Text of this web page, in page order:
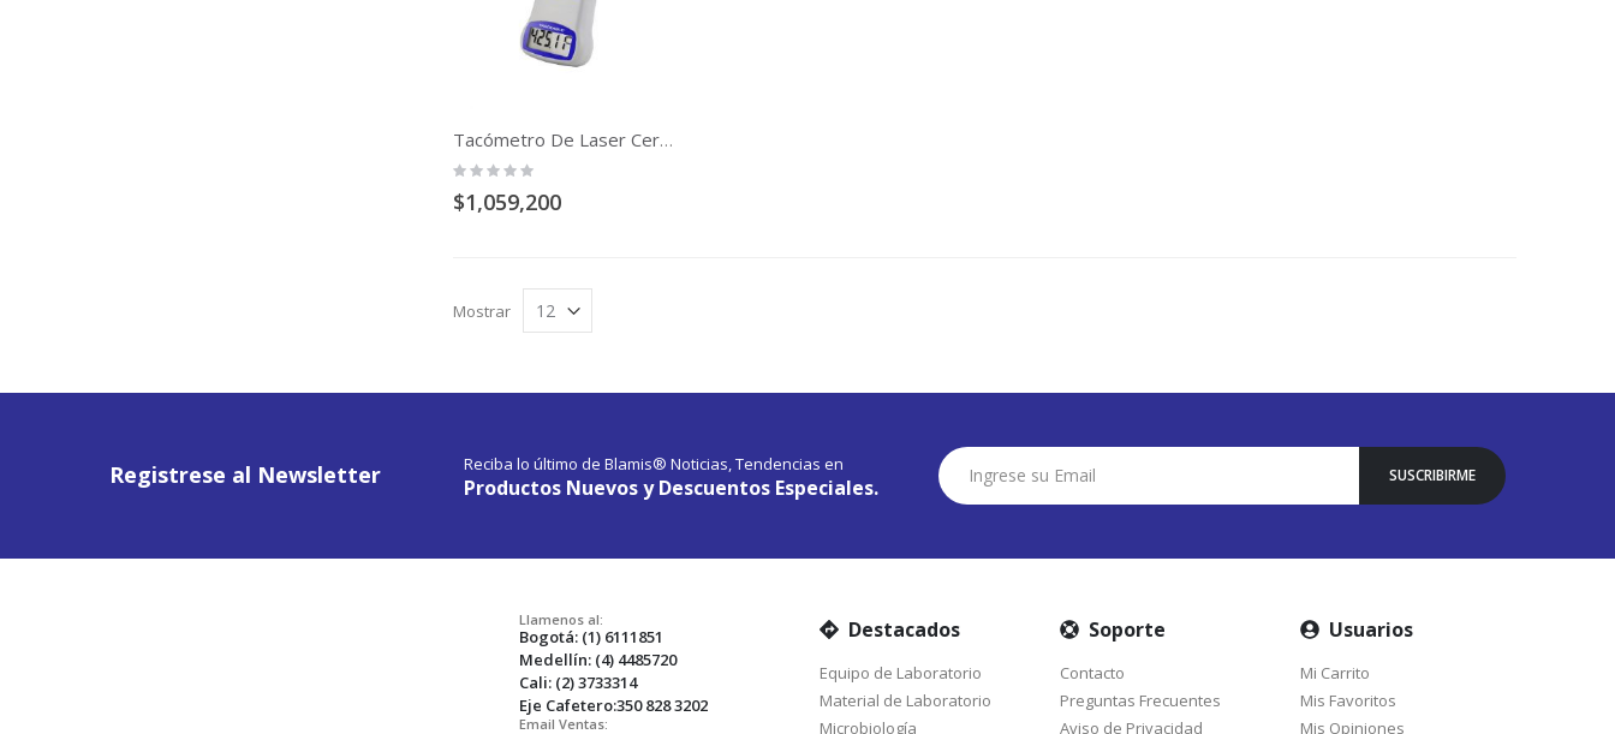
Tacómetro De Laser Certificado Unidad
Rating:
0%
$1,059,200
Mostrar
Registrese al Newsletter Reciba lo último de Blamis® Noticias, Tendencias en
Productos Nuevos y Descuentos Especiales.
Suscríbase
a
Nuestro
SUSCRIBIRME
Llamenos al:
Bogotá: (1) 6111851
Medellín: (4) 4485720
Cali: (2) 3733314
Eje Cafetero:350 828 3202
Email Ventas:
Destacados
Equipo de Laboratorio
Material de Laboratorio
Microbiología
Soporte
Contacto
Preguntas Frecuentes
Aviso de Privacidad
Usuarios
Mi Carrito
Mis Favoritos
Mis Opiniones